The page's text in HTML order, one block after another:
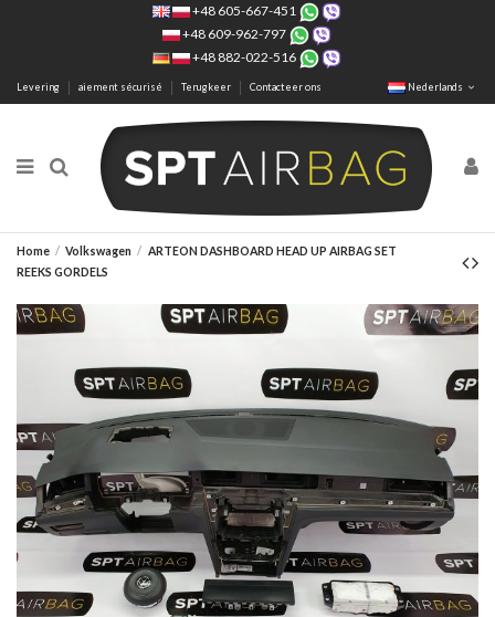
+48 605-667-451
+48 609-962-797
+48 882-022-516
Levering aiement sécurisé Terugkeer Contacteer ons Nederlands
Home Volkswagen
ARTEON DASHBOARD HEAD UP AIRBAG SET
REEKS GORDELS